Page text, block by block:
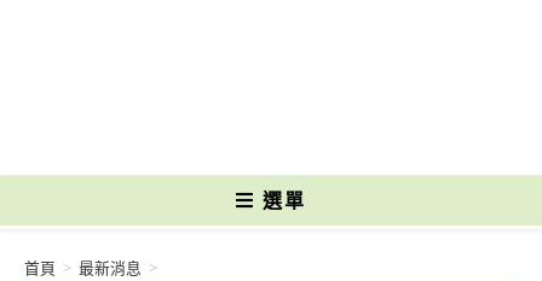
選單
首頁 > 最新消息 >